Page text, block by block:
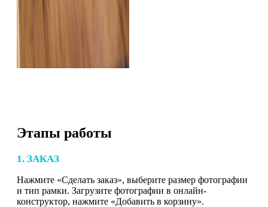
Этапы работы
1. ЗАКАЗ
Нажмите «Сделать заказ», выберите размер фотографии
и тип рамки. Загрузите фотографии в онлайн-
конструктор, нажмите «Добавить в корзину».